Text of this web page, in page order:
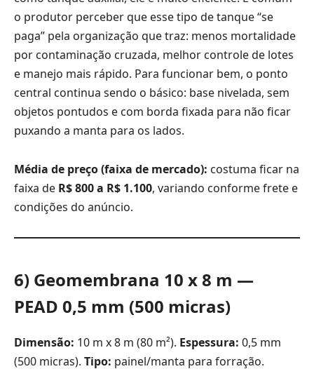
o produtor perceber que esse tipo de tanque “se
paga” pela organização que traz: menos mortalidade
por contaminação cruzada, melhor controle de lotes
e manejo mais rápido. Para funcionar bem, o ponto
central continua sendo o básico: base nivelada, sem
objetos pontudos e com borda fixada para não ficar
puxando a manta para os lados.
Média de preço (faixa de mercado): costuma ficar na
faixa de R$ 800 a R$ 1.100, variando conforme frete e
condições do anúncio.
6) Geomembrana 10 x 8 m —
PEAD 0,5 mm (500 micras)
Dimensão: 10 m x 8 m (80 m²). Espessura: 0,5 mm
(500 micras). Tipo: painel/manta para forração.